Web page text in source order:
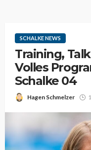
SCHALKE NEWS
Training,
Volles
Schalke 04
Hagen Schmelzer